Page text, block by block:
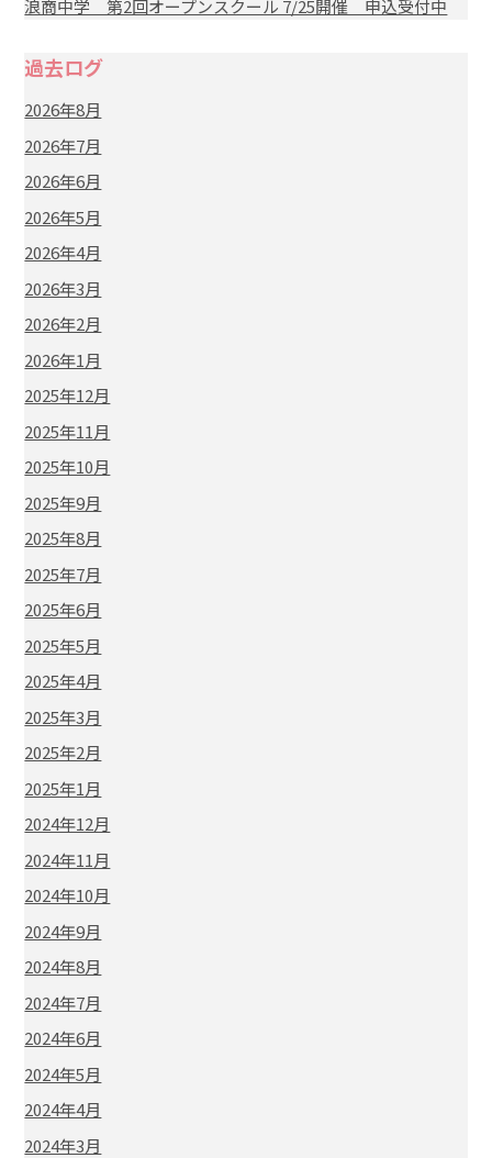
浪商中学 第2回オープンスクール 7/25開催 申込受付中
過去ログ
2026年8月
2026年7月
2026年6月
2026年5月
2026年4月
2026年3月
2026年2月
2026年1月
2025年12月
2025年11月
2025年10月
2025年9月
2025年8月
2025年7月
2025年6月
2025年5月
2025年4月
2025年3月
2025年2月
2025年1月
2024年12月
2024年11月
2024年10月
2024年9月
2024年8月
2024年7月
2024年6月
2024年5月
2024年4月
2024年3月